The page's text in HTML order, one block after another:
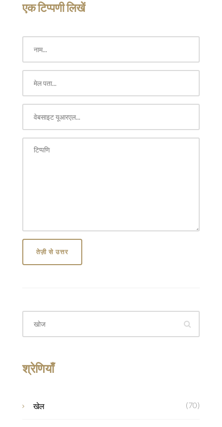
एक टिप्पणी लिखें
तेज़ी से उत्तर
श्रेणियाँ
खेल (70)